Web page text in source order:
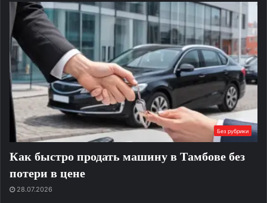
Без рубрики
Как быстро продать машину в Тамбове без
потери в цене
28.07.2026